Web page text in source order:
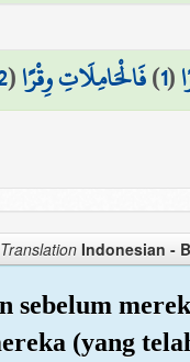
(
1
)فَالْحَامِلَاتِ وِقْرًا(
Indonesian -
sebelum
(yang